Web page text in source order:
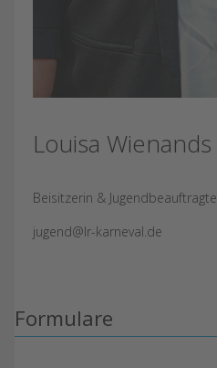
Louisa Wienands
Beisitzerin & Jugendbeauftragte
jugend@lr-karneval.de
Formulare